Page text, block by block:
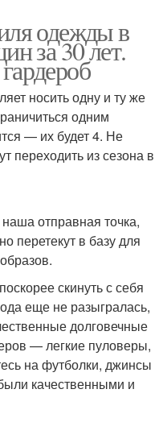
одежды в
за 30 лет.
носить одну и ту же
одним
— их будет 4. Не
переходить из сезона в
отправная точка,
перетекут в базу для
скинуть с себя
еще не разыгралась,
долговечные
— легкие пуловеры,
на футболки, джинсы
качественными и